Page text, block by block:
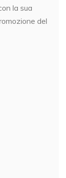
la sua
del